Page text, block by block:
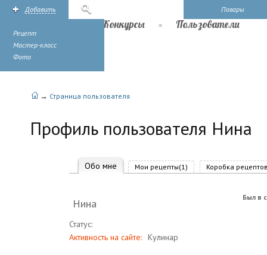
Повары
Добавить
Рецепт
Мастер-класс
Фото
Конкурсы Пользователи
→ Страница пользователя
Профиль пользователя Нина
Обо мне Мои рецепты(1) Коробка
Нина Был в
Статус:
Активность на сайте: Кулинар